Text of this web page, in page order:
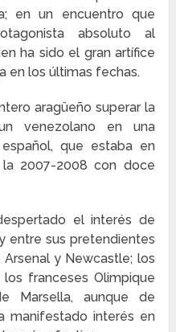
en un encuentro que
absoluto al
ha sido el gran artífice
en los últimas fechas.
aragüeño superar la
venezolano en una
que estaba en
2007-2008 con doce
el interés de
entre sus pretendientes
y Newcastle; los
franceses Olimpique
Marsella, aunque de
manifestado interés en